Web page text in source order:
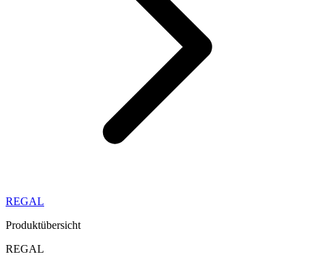
REGAL
Produktübersicht
REGAL